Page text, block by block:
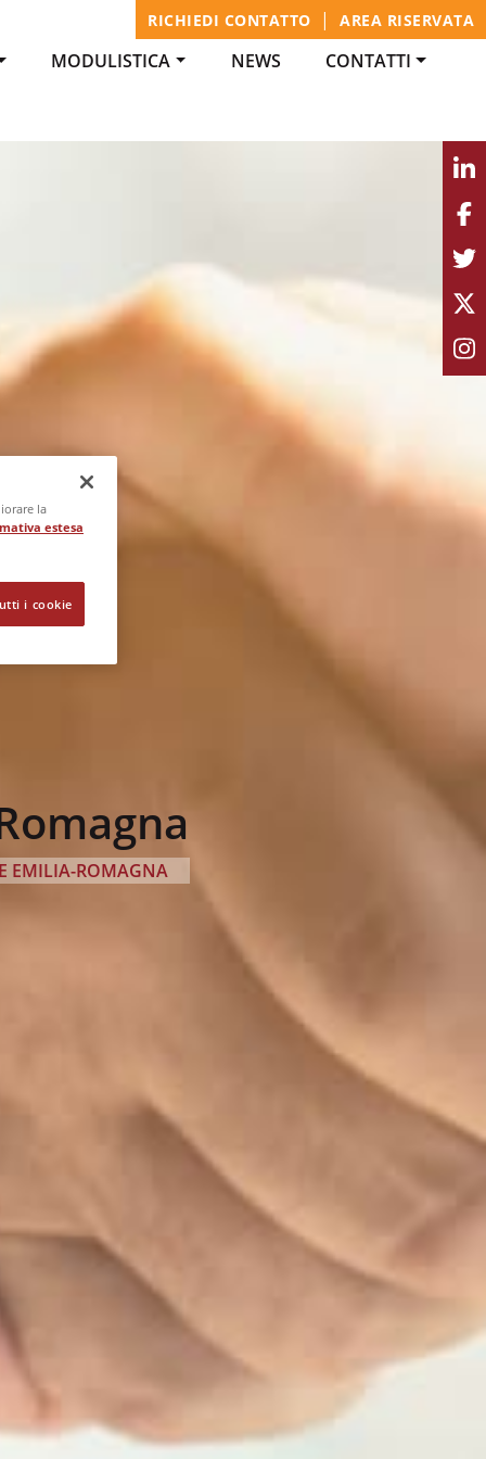
RICHIEDI CONTATTO | AREA RISERVATA
MODULISTICA NEWS CONTATTI
EMILIA-ROMAGNA
la
estesa
i cookie